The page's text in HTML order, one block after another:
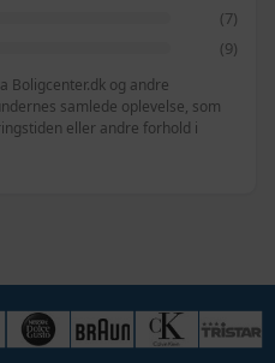
(7)
(9)
Boligcenter.dk og andre
samlede oplevelse, som
eller andre forhold i